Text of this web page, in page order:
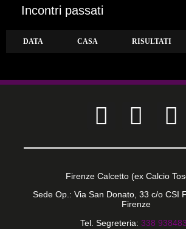
Incontri passati
DATA CASA RISULTATI
Firenze Calcetto (ex Calcio
Sede Op.: Via San Donato, 33 c/o CSI
Firenze
Tel. Segreteria: 338